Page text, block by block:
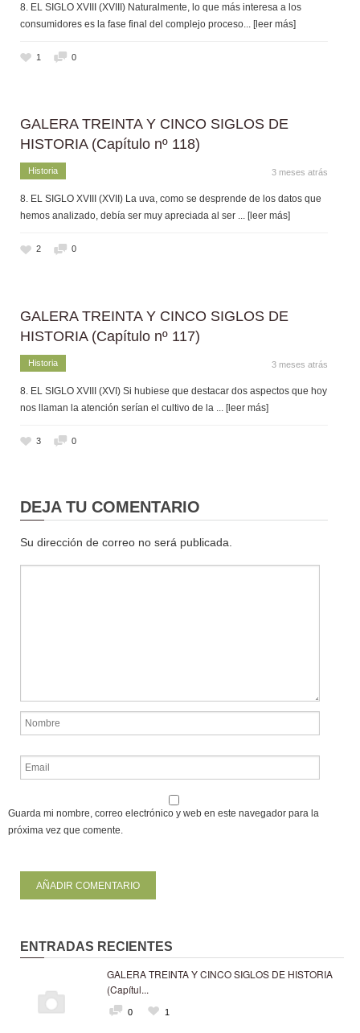
8. EL SIGLO XVIII (XVIII) Naturalmente, lo que más interesa a los
consumidores es la fase final del complejo proceso... [leer más]
1 0
GALERA TREINTA Y CINCO SIGLOS DE
HISTORIA (Capítulo nº 118)
Historia 3 meses atrás
8. EL SIGLO XVIII (XVII) La uva, como se desprende de los datos que
hemos analizado, debía ser muy apreciada al ser ... [leer más]
2 0
GALERA TREINTA Y CINCO SIGLOS DE
HISTORIA (Capítulo nº 117)
Historia 3 meses atrás
8. EL SIGLO XVIII (XVI) Si hubiese que destacar dos aspectos que hoy
nos llaman la atención serían el cultivo de la
... [leer más]
3 0
DEJA TU COMENTARIO
Su dirección de correo no será publicada.
Guarda mi nombre, correo electrónico y web en este navegador para la
próxima vez que comente.
ENTRADAS RECIENTES
GALERA TREINTA Y CINCO SIGLOS DE HISTORIA
(Capítul...
0 1